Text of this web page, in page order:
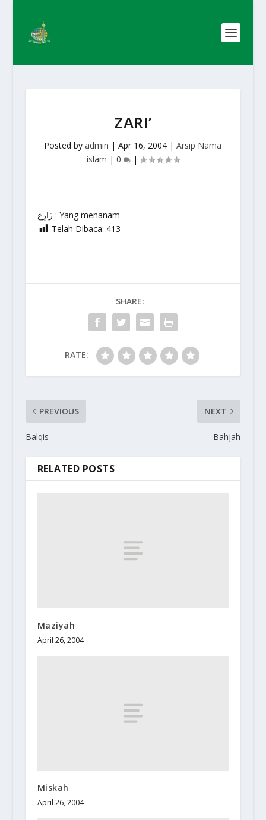
ZARI’
Posted byadmin |Apr 16, 2004 |Arsip Nama
islam | 0 |
زَارِع : Yang menanam
Telah Dibaca: 413
SHARE:
RATE:
PREVIOUS
Balqis
NEXT
Bahjah
RELATED POSTS
Maziyah
April 26, 2004
Miskah
April 26, 2004